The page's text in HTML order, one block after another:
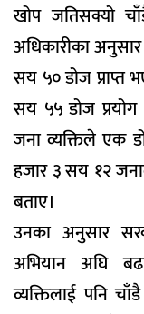
खोप जतिसक्यो
अधिकारीका
सय ५० डोज
सय ५५ डोज
जना व्यक्तिले एक
हजार ३ सय १२
बताए।
उनका अनुसार
अभियान अघि
व्यक्तिलाई पनि